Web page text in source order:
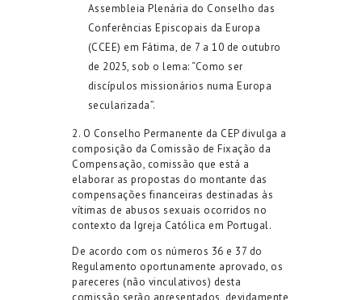
Assembleia Plenária do Conselho das
Conferências Episcopais da Europa
(CCEE) em Fátima, de 7 a 10 de outubro
de 2025, sob o lema: “Como ser
discípulos missionários numa Europa
secularizada”.
2. O Conselho Permanente da CEP divulga a
composição da Comissão de Fixação da
Compensação, comissão que está a
elaborar as propostas do montante das
compensações financeiras destinadas às
vítimas de abusos sexuais ocorridos no
contexto da Igreja Católica em Portugal.
De acordo com os números 36 e 37 do
Regulamento oportunamente aprovado, os
pareceres (não vinculativos) desta
comissão serão apresentados, devidamente